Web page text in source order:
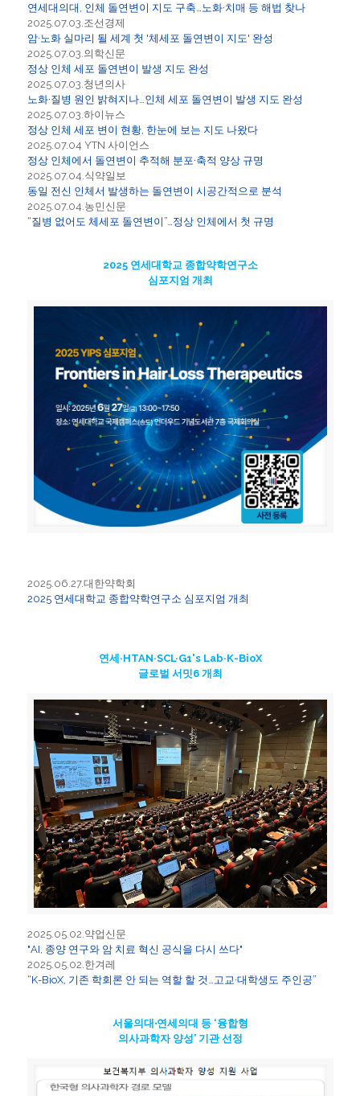
연세대의대, 인체 돌연변이 지도 구축…노화·치매 등 해법 찾나
2025.07.03.조선경제
암·노화 실마리 될 세계 첫 '체세포 돌연변이 지도' 완성
2025.07.03.의학신문
정상 인체 세포 돌연변이 발생 지도 완성
2025.07.03.청년의사
노화·질병 원인 밝혀지나…인체 세포 돌연변이 발생 지도 완성
2025.07.03.하이뉴스
정상 인체 세포 변이 현황, 한눈에 보는 지도 나왔다
2025.07.04 YTN 사이언스
정상 인체에서 돌연변이 추적해 분포·축적 양상 규명
2025.07.04.식약일보
동일 전신 인체서 발생하는 돌연변이 시공간적으로 분석
2025.07.04.농민신문
“질병 없어도 체세포 돌연변이”…정상 인체에서 첫 규명
2025 연세대학교 종합약학연구소
심포지엄 개최
2025.06.27.대한약학회
2025 연세대학교 종합약학연구소 심포지엄 개최
연세·HTAN·SCL·G1's Lab·K-BioX
글로벌 서밋6 개최
2025.05.02.약업신문
"AI, 종양 연구와 암 치료 혁신 공식을 다시 쓰다"
2025.05.02.한겨레
“K-BioX, 기존 학회론 안 되는 역할 할 것…고교·대학생도 주인공”
서울의대‧연세의대 등 ‘융합형
의사과학자 양성’ 기관 선정